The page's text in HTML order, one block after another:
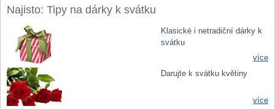
Najisto: Tipy na dárky k svátku
Klasické i netradiční dárky k
svátku
více
Darujte k svátku květiny
více